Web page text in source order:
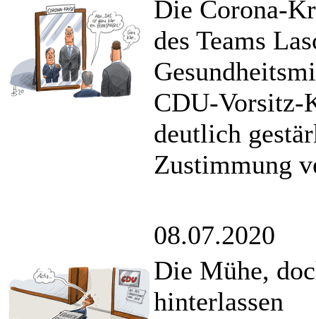
Die Corona-
des Teams
CDU-Vorsitz-
deutlich
Zustimmung
08.07.2020
Die Mühe,
hinterlassen